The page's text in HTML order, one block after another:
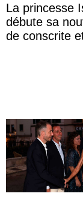
La princesse
débute sa
de conscrite